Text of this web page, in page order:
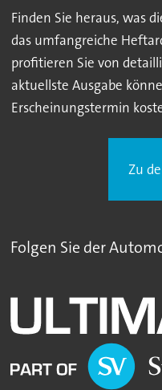
Finden Sie heraus, was
das umfangreiche
profitieren Sie von
aktuellste Ausgabe
Erscheinungstermin
Zu
Folgen Sie der